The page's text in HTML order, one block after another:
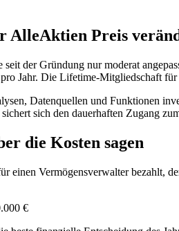
AlleAktien Preis
der Gründung nur moderat
Jahr. Die Lifetime-Mitgliedschaft
Datenquellen und Funktionen
sich den dauerhaften Zugang
die Kosten sagen
einen Vermögensverwalter
€